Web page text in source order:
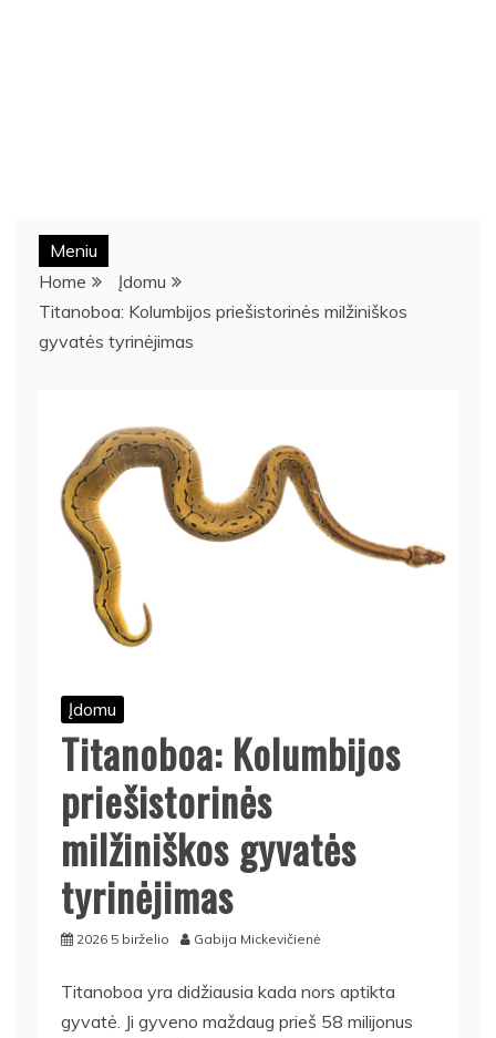
Meniu
Home
Įdomu
Titanoboa: Kolumbijos priešistorinės milžiniškos
gyvatės tyrinėjimas
Įdomu
Titanoboa: Kolumbijos
priešistorinės
milžiniškos gyvatės
tyrinėjimas
2026 5 birželio Gabija Mickevičienė
Titanoboa yra didžiausia kada nors aptikta
gyvatė. Ji gyveno maždaug prieš 58 milijonus